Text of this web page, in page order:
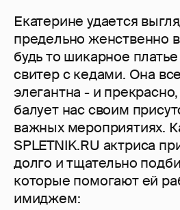
Екатерине удается
предельно женственно
будь то шикарное
свитер с кедами. Она
элегантна - и
балует нас своим
важных мероприятиях.
SPLETNIK.RU актриса
долго и тщательно
которые помогают ей
имиджем: